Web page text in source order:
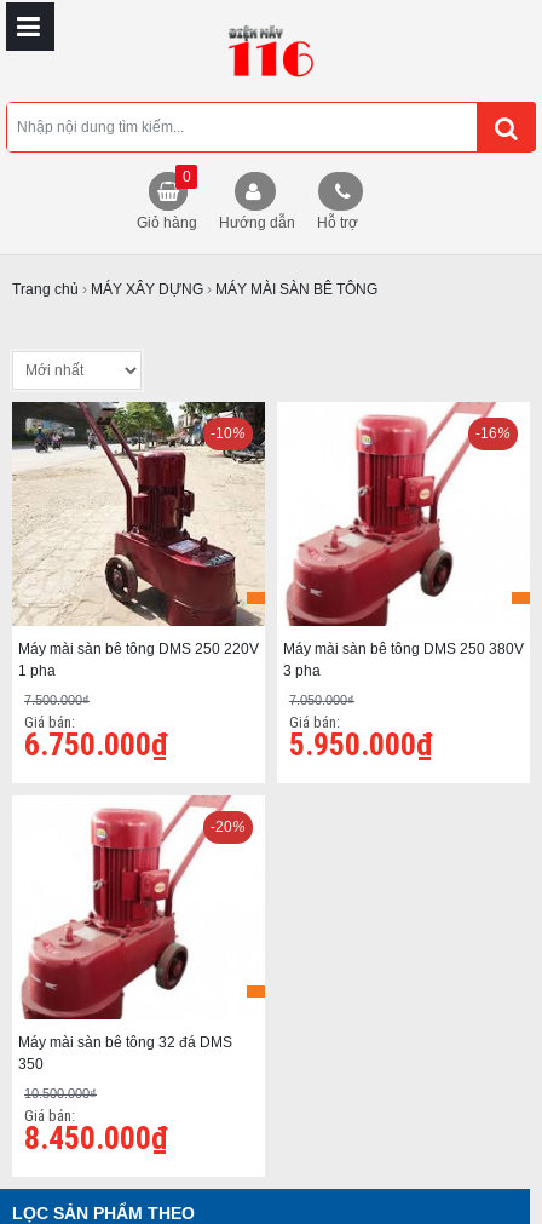
Giỏ hàng
0
Hướng dẫn Hỗ trợ
Trang chủ › MÁY XÂY DỰNG › MÁY MÀI SÀN BÊ TÔNG
Máy mài sàn bê tông DMS 250 220V
1 pha
7.500.000₫
Giá bán:
6.750.000₫
-10%
Máy mài sàn bê tông DMS 250 380V
3 pha
7.050.000₫
Giá bán:
5.950.000₫
-16%
Máy mài sàn bê tông 32 đá DMS
350
10.500.000₫
Giá bán:
8.450.000₫
-20%
LỌC SẢN PHẨM THEO